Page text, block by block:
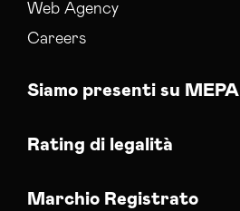
Web Agency
Careers
Siamo presenti su MEPA
Rating di legalità
Marchio Registrato